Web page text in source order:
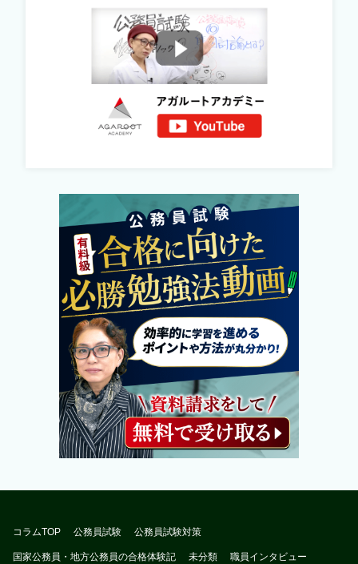
コラムTOP 公務員試験 公務員試験対策
国家公務員・地方公務員の合格体験記 未分類 職員インタビュー